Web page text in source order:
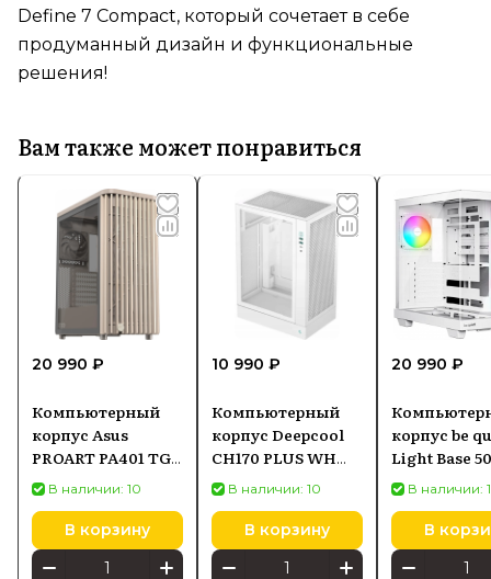
Define 7 Compact, который сочетает в себе
продуманный дизайн и функциональные
решения!
Вам также может понравиться
20 990 ₽
Компьютерный
корпус Asus
PROART PA401 TG
PWM Бежевый
В наличии: 10
В корзину
10 990 ₽
Компьютерный
корпус Deepcool
CH170 PLUS WH
Белый
В наличии: 10
В корзину
20 990 ₽
корпус be
Light Base
White Mid
BGW86
В наличии:
В